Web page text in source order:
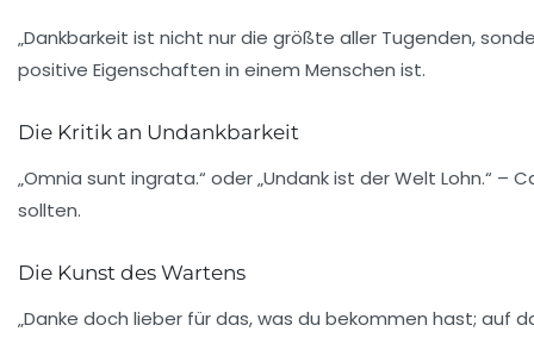
„Dankbarkeit ist nicht nur die größte aller Tugenden,
positive Eigenschaften in einem Menschen ist.
Die Kritik an Undankbarkeit
„Omnia sunt ingrata.“ oder „Undank ist der Welt Lohn.“
sollten.
Die Kunst des Wartens
„Danke doch lieber für das, was du bekommen hast; auf